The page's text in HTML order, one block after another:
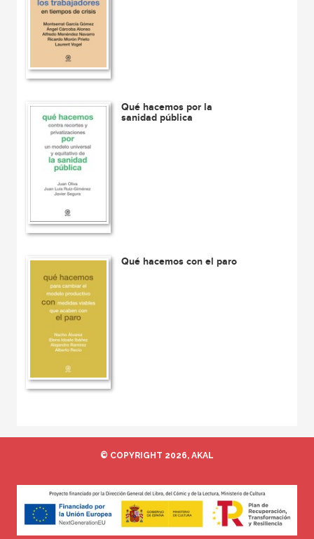
Qué hacemos por la
sanidad pública
Qué hacemos con el paro
© COPYRIGHT 2026, AKAL